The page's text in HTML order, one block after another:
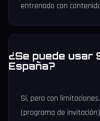
entrenado con
¿Se puede usar
España?
Sí, pero con
(programa de